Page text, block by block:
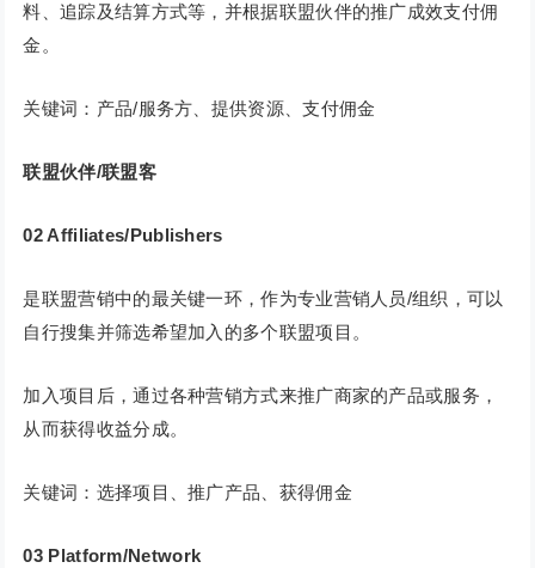
料、追踪及结算方式等，并根据联盟伙伴的推广成效支付佣
金。
关键词：产品/服务方、提供资源、支付佣金
联盟伙伴/联盟客
02 Affiliates/Publishers
是联盟营销中的最关键一环，作为专业营销人员/组织，可以
自行搜集并筛选希望加入的多个联盟项目。
加入项目后，通过各种营销方式来推广商家的产品或服务，
从而获得收益分成。
关键词：选择项目、推广产品、获得佣金
03 Platform/Network